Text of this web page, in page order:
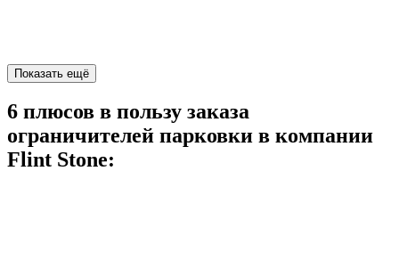
Показать ещё
6 плюсов в пользу заказа
ограничителей парковки в компании
Flint Stone: